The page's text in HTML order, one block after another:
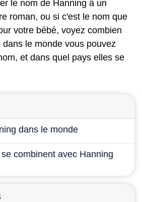
le nom de Hanning à un
roman, ou si c'est le nom que
votre bébé, voyez combien
le monde vous pouvez
et dans quel pays elles se
dans le monde
combinent avec Hanning